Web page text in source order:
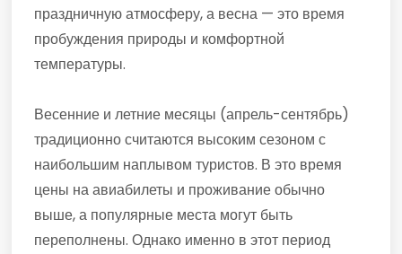
праздничную атмосферу, а весна — это время
пробуждения природы и комфортной
температуры.
Весенние и летние месяцы (апрель-сентябрь)
традиционно считаются высоким сезоном с
наибольшим наплывом туристов. В это время
цены на авиабилеты и проживание обычно
выше, а популярные места могут быть
переполнены. Однако именно в этот период